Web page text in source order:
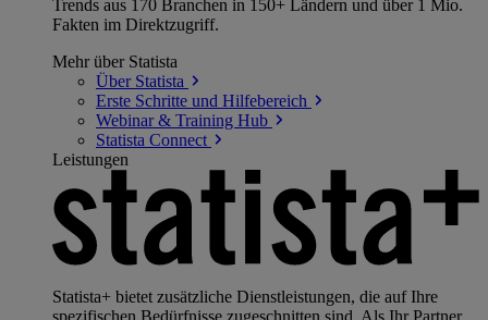
Trends aus 170 Branchen in 150+ Ländern und über 1 Mio.
Fakten im Direktzugriff.
Mehr über Statista
Über Statista
Erste Schritte und Hilfebereich
Webinar & Training Hub
Statista Connect
Leistungen
Statista+ bietet zusätzliche Dienstleistungen, die auf Ihre
spezifischen Bedürfnisse zugeschnitten sind. Als Ihr Partner